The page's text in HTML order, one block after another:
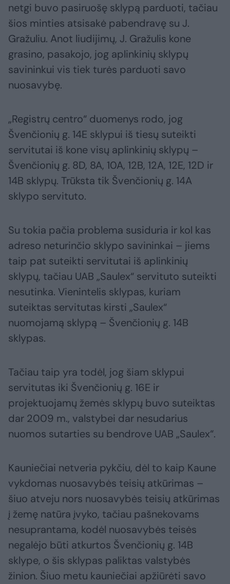
netgi buvo pasiruošę sklypą parduoti, tačiau
šios minties atsisakė pabendravę su J.
Gražuliu. Anot liudijimų, J. Gražulis kone
grasino, pasakojo, jog aplinkinių sklypų
savininkui vis tiek turės parduoti savo
nuosavybę.
„Registrų centro“ duomenys rodo, jog
Švenčionių g. 14E sklypui iš tiesų suteikti
servitutai iš kone visų aplinkinių sklypų –
Švenčionių g. 8D, 8A, 10A, 12B, 12A, 12E, 12D ir
14B sklypų. Trūksta tik Švenčionių g. 14A
sklypo servituto.
Su tokia pačia problema susiduria ir kol kas
adreso neturinčio sklypo savininkai – jiems
taip pat suteikti servitutai iš aplinkinių
sklypų, tačiau UAB „Saulex“ servituto suteikti
nesutinka. Vienintelis sklypas, kuriam
suteiktas servitutas kirsti „Saulex“
nuomojamą sklypą – Švenčionių g. 14B
sklypas.
Tačiau taip yra todėl, jog šiam sklypui
servitutas iki Švenčionių g. 16E ir
projektuojamų žemės sklypų buvo suteiktas
dar 2009 m., valstybei dar nesudarius
nuomos sutarties su bendrove UAB „Saulex“.
Kauniečiai netveria pykčiu, dėl to kaip Kaune
vykdomas nuosavybės teisių atkūrimas –
šiuo atveju nors nuosavybės teisių atkūrimas
į žemę natūra įvyko, tačiau pašnekovams
nesuprantama, kodėl nuosavybės teisės
negalėjo būti atkurtos Švenčionių g. 14B
sklype, o šis sklypas paliktas valstybės
žinion. Šiuo metu kauniečiai apžiūrėti savo